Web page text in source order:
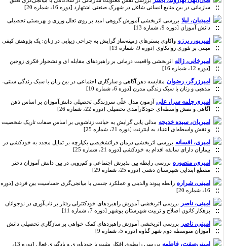
سازمانی در بین منابع انسانی شاغل در شهرک صنعتی اشتهارد [دوره 16، شماره 20]
امیدیان، لیلا بررسی اثربخشی آموزش گروهی امید بر روی تعلل ورزی و بهزیستی تحصیلی
دانش آموزان [دوره 9، شماره 13]
امیرپور، برزو
واکاوی بسترهای زمینه‌ساز گرایش به جراحی زیبایی در زنان: یک پژوهش کیفی
مبتنی بر تئوری روانکاوی [دوره 9، شماره 13]
امیرخانی، ژاله
اثربخشی واقعیت درمانی بر راهبردهای مقابله ای و نشخوار فکری زوجین
[دوره 12، شماره 16]
امیرزرگر، رضوان مقایسه ذهن‌آگاهی و سازگاری اجتماعی در بین زنان با سبک زندگی سنتی-
مذهبی و زنان با سبک زندگی مدرن [دوره 6، شماره 10]
امیری چلمه سرا، علی آزمون مدل علّی سرزندگی تحصیلی دانش‌آموزان بر اساس ذهن
آگاهی و نقش واسطه‌ای خودکارآمدی تحصیلی [دوره 22، شماره 26]
امیریان، سیده خدیجه مدلی یابی گرایش به خیانت زناشویی بر اساس صفات تاریک شخصیت
و نقش واسطه‌ای اعتیاد به اینترنت [دوره 21، شماره 25]
امیری، افسانه بررسی اثربخشی درمان فراتشخیصی یکپارچه بر تمایل مجدد به خودکشی در
بیماران دارای سابقه اقدام به خودکشی [دوره 21، شماره 25]
امیری، منصوره بررسی رابطه بین پذیرش اجتماعی و کم‌رویی در بین دانش آموزان دختر
مقطع ابتدایی شهرستان دشتی [دوره 25، شماره 29]
امینی، شراره
رابطه پیوند والدینی و عملکرد جنسی با میانجی‌گری حساسیت بین فردی [دوره
16، شماره 20]
امینی، ناصر بررسی اثربخشی آموزش راهبردهای خودکنترلی رفتار بر تاب‌آوری در نوجوانان
بزهکار کانون اصلاح و تربیت شهرستان بوشهر [دوره 7، شماره 11]
امینی، ناصر بررسی اثربخشی آموزش راهبردهای کمک خواهی بر سازگاری تحصیلی دانش
آموزان متوسطه دوم شهر گناوه [دوره 5، شماره 9]
امینی‌صفت، فاطمه
بررسی رابطه‌ی افکار مثبت با خودباوری و یادگیری فعال [دوره 13،